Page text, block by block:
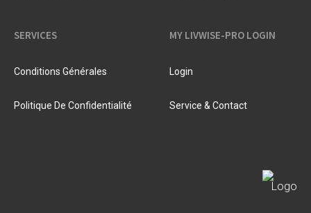
SERVICES
Conditions Générales
Politique De Confidentialité
MY LIVWISE-PRO LOGIN
Login
Service & Contact